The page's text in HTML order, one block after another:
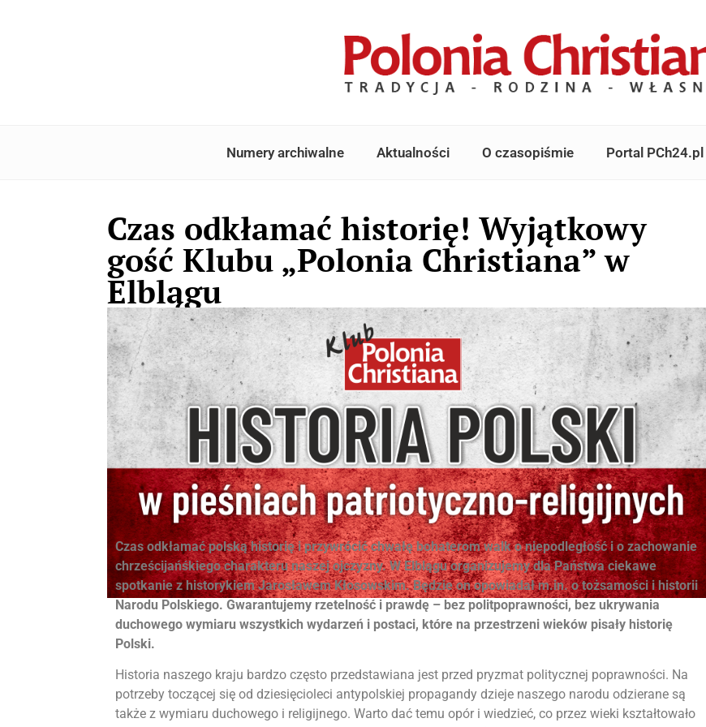
Numery archiwalne Aktualności O czasopiśmie Portal PCh24.pl
Czas odkłamać historię! Wyjątkowy
gość Klubu „Polonia Christiana” w
Elblągu
Czas odkłamać polską historię i przywrócić chwałę bohaterom walk o niepodległość i o zachowanie
chrześcijańśkiego charakteru naszej ojczyzny. W Elblągu organizujemy dla Państwa ciekawe
spotkanie z historykiem Jarosławem Kłosowskim. Będzie on opowiadał m.in. o tożsamości i historii
Narodu Polskiego. Gwarantujemy rzetelność i prawdę – bez politpoprawności, bez ukrywania
duchowego wymiaru wszystkich wydarzeń i postaci, które na przestrzeni wieków pisały historię
Polski.
Historia naszego kraju bardzo często przedstawiana jest przed pryzmat politycznej poprawności. Na
potrzeby toczącej się od dziesięcioleci antypolskiej propagandy dzieje naszego narodu odzierane są
także z wymiaru duchowego i religijnego. Warto dać temu opór i wiedzieć, co przez wieki kształtowało